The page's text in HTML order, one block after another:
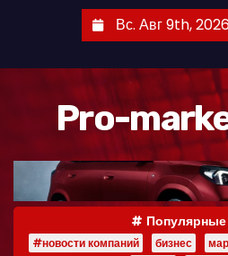
Вс. Авг 9th,
Pro-
Популярные
#новости компаний бизнес